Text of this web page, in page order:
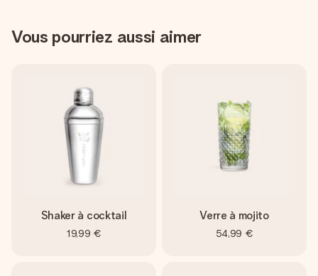
Vous pourriez aussi aimer
Shaker à cocktail
19,99 €
Verre à mojito
54,99 €